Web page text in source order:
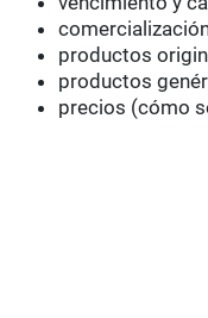
productos
productos
precios (cómo